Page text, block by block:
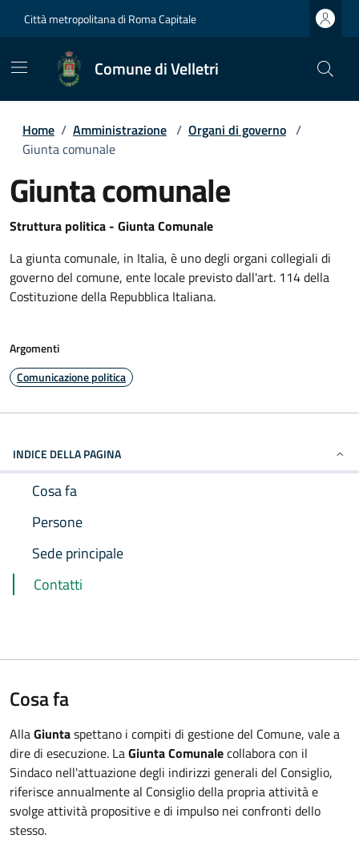
Città metropolitana di Roma Capitale
Comune di Velletri
Home / Amministrazione / Organi di governo /
Giunta comunale
Giunta comunale
Struttura politica - Giunta Comunale
La giunta comunale, in Italia, è uno degli organi collegiali di
governo del comune, ente locale previsto dall'art. 114 della
Costituzione della Repubblica Italiana.
Argomenti
Comunicazione politica
INDICE DELLA PAGINA
Cosa fa
Persone
Sede principale
Contatti
Cosa fa
AllaGiuntaspettano i compiti di gestione del Comune, vale a
dire di esecuzione. LaGiunta Comunalecollabora con il
Sindaco nell'attuazione degli indirizzi generali del Consiglio,
riferisce annualmente al Consiglio della propria attività e
svolge attività propositive e di impulso nei confronti dello
stesso.